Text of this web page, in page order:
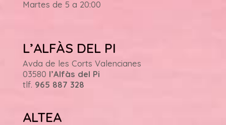
Martes de 5 a 20:00
L’ALFÀS DEL PI
Avda de les Corts Valencianes
03580 l’Alfàs del Pi
tlf. 965 887 328
ALTEA